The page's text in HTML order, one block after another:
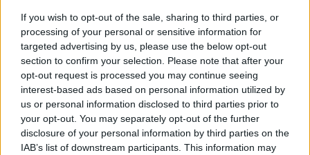
If you wish to opt-out of the sale, sharing to third parties, or
processing of your personal or sensitive information for
targeted advertising by us, please use the below opt-out
section to confirm your selection. Please note that after your
opt-out request is processed you may continue seeing
interest-based ads based on personal information utilized by
us or personal information disclosed to third parties prior to
your opt-out. You may separately opt-out of the further
disclosure of your personal information by third parties on the
IAB’s list of downstream participants. This information may